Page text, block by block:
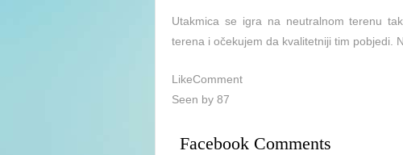
Utakmica se igra na neutralnom terenu
terena i očekujem da kvalitetniji tim pobjedi.
LikeComment
Seen by 87
Facebook Comments